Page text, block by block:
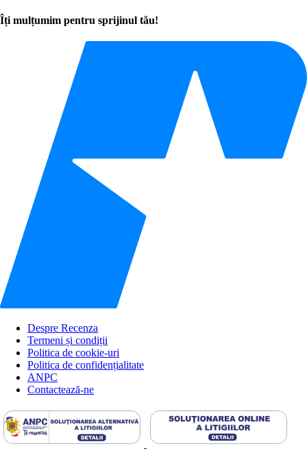
Îți mulțumim pentru sprijinul tău!
Despre Recenza
Termeni și condiții
Politica de cookie-uri
Politica de confidențialitate
ANPC
Contactează-ne